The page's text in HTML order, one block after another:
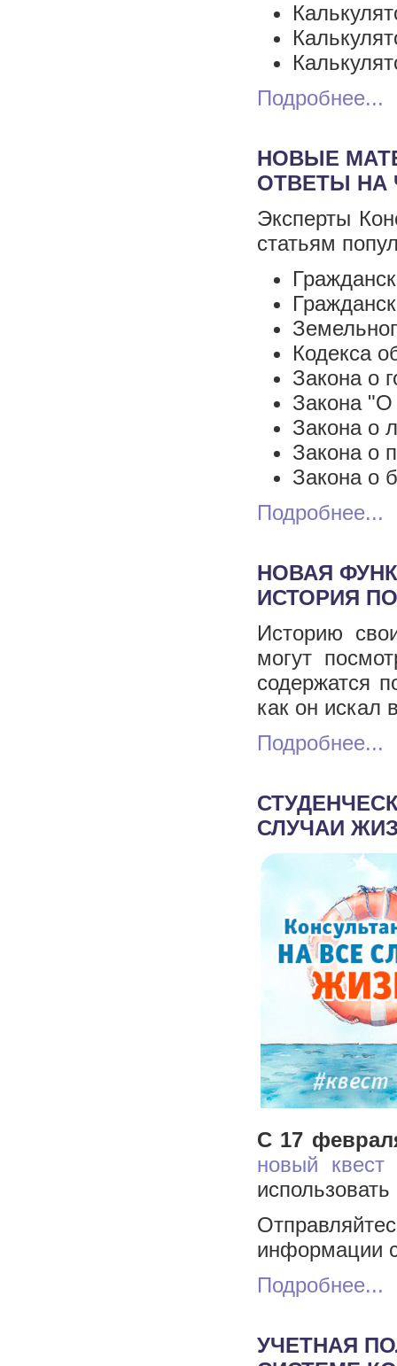
Подробнее...
НОВЫЕ
ОТВЕТЫ НА
Эксперты
статьям
Кодекса
Закона о
Закона "О
Закона о
Закона о
Закона о
Подробнее...
НОВАЯ
ИСТОРИЯ
Историю
могут
содержатся
как он искал
Подробнее...
СЛУЧАИ
С 17
новый квест
информации
Подробнее...
УЧЕТНАЯ